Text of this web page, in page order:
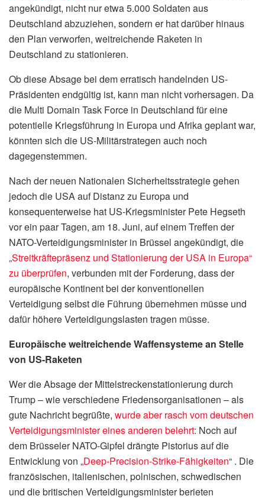
angekündigt, nicht nur etwa 5.000 Soldaten aus
Deutschland abzuziehen, sondern er hat darüber hinaus
den Plan verworfen, weitreichende Raketen in
Deutschland zu stationieren.
Ob diese Absage bei dem erratisch handelnden US-
Präsidenten endgültig ist, kann man nicht vorhersagen. Da
die Multi Domain Task Force in Deutschland für eine
potentielle Kriegsführung in Europa und Afrika geplant war,
könnten sich die US-Militärstrategen auch noch
dagegenstemmen.
Nach der neuen Nationalen Sicherheitsstrategie gehen
jedoch die USA auf Distanz zu Europa und
konsequenterweise hat US-Kriegsminister Pete Hegseth
vor ein paar Tagen, am 18. Juni, auf einem Treffen der
NATO-Verteidigungsminister in Brüssel angekündigt, die
„Streitkräftepräsenz und Stationierung der USA in Europa“
zu überprüfen, verbunden mit der Forderung, dass der
europäische Kontinent bei der konventionellen
Verteidigung selbst die Führung übernehmen müsse und
dafür höhere Verteidigungslasten tragen müsse.
Europäische weitreichende Waffensysteme an Stelle
von US-Raketen
Wer die Absage der Mittelstreckenstationierung durch
Trump – wie verschiedene Friedensorganisationen – als
gute Nachricht begrüßte, wurde aber rasch vom deutschen
Verteidigungsminister eines anderen belehrt: Noch auf
dem Brüsseler NATO-Gipfel drängte Pistorius auf die
Entwicklung von „Deep-Precision-Strike-Fähigkeiten“ . Die
französischen, italienischen, polnischen, schwedischen
und die britischen Verteidigungsminister berieten